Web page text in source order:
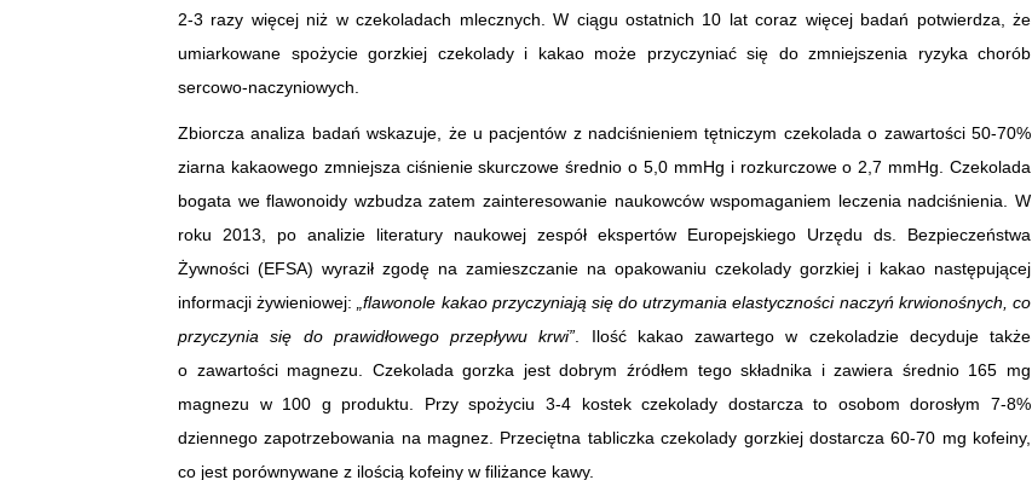
2-3 razy więcej niż w czekoladach mlecznych. W ciągu ostatnich 10 lat coraz więcej badań potwierdza, że
umiarkowane spożycie gorzkiej czekolady i kakao może przyczyniać się do zmniejszenia ryzyka chorób
sercowo-naczyniowych.
Zbiorcza analiza badań wskazuje, że u pacjentów z nadciśnieniem tętniczym czekolada o zawartości 50-70%
ziarna kakaowego zmniejsza ciśnienie skurczowe średnio o 5,0 mmHg i rozkurczowe o 2,7 mmHg. Czekolada
bogata we flawonoidy wzbudza zatem zainteresowanie naukowców wspomaganiem leczenia nadciśnienia. W
roku 2013, po analizie literatury naukowej zespół ekspertów Europejskiego Urzędu ds. Bezpieczeństwa
Żywności (EFSA) wyraził zgodę na zamieszczanie na opakowaniu czekolady gorzkiej i kakao następującej
informacji żywieniowej:
„flawonole kakao przyczyniają się do utrzymania elastyczności naczyń krwionośnych, co
przyczynia się do prawidłowego przepływu krwi” . Ilość kakao zawartego w czekoladzie decyduje także
o zawartości magnezu. Czekolada gorzka jest dobrym źródłem tego składnika i zawiera średnio 165 mg
magnezu w 100 g produktu. Przy spożyciu 3-4 kostek czekolady dostarcza to osobom dorosłym 7-8%
dziennego zapotrzebowania na magnez. Przeciętna tabliczka czekolady gorzkiej dostarcza 60-70 mg kofeiny,
co jest porównywane z ilością kofeiny w filiżance kawy.